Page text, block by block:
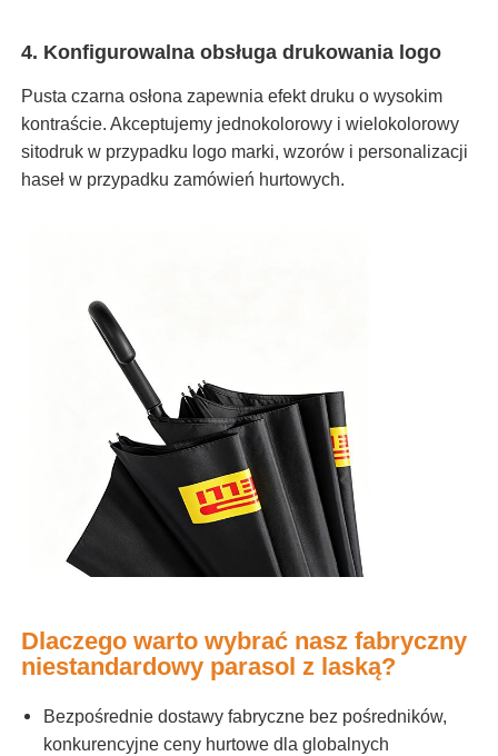
4. Konfigurowalna obsługa drukowania logo
Pusta czarna osłona zapewnia efekt druku o wysokim
kontraście. Akceptujemy jednokolorowy i wielokolorowy
sitodruk w przypadku logo marki, wzorów i personalizacji
haseł w przypadku zamówień hurtowych.
Dlaczego warto wybrać nasz fabryczny
niestandardowy parasol z laską?
Bezpośrednie dostawy fabryczne bez pośredników,
konkurencyjne ceny hurtowe dla globalnych